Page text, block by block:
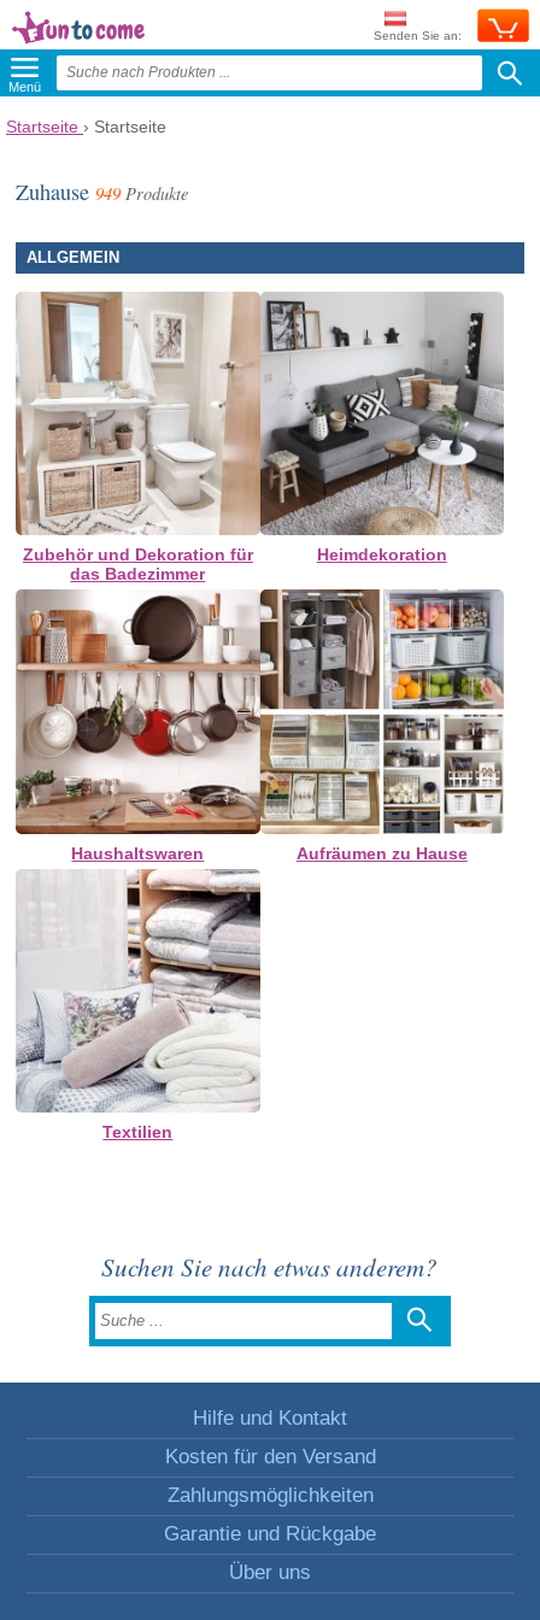
Senden Sie an:
Menü
Startseite › Startseite
Zuhause949Produkte
ALLGEMEIN
Zubehör und Dekoration für
das Badezimmer
Heimdekoration
Haushaltswaren Aufräumen zu Hause
Textilien
Suchen Sie nach etwas anderem?
Hilfe und Kontakt
Kosten für den Versand
Zahlungsmöglichkeiten
Garantie und Rückgabe
Über uns